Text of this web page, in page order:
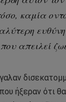
καμία
απειλεί
ήξεραν ότι